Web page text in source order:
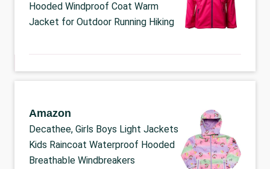
Hooded Windproof Coat Warm
Jacket for Outdoor Running Hiking
Amazon
Decathee, Girls Boys Light Jackets
Kids Raincoat Waterproof Hooded
Breathable Windbreakers